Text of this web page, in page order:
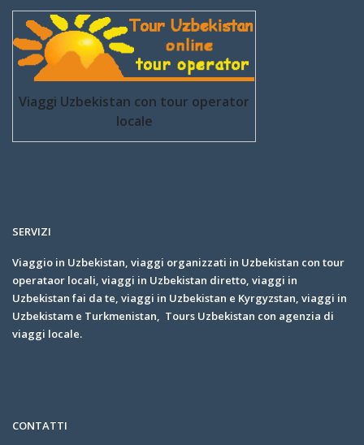
Viaggi Uzbekistan con tour operator
locale
SERVIZI
Viaggio in Uzbekistan, viaggi organizzati in Uzbekistan con tour
operataor locali, viaggi in Uzbekistan diretto, viaggi in
Uzbekistan fai da te, viaggi in Uzbekistan e Kyrgyzstan, viaggi in
Uzbekistam e Turkmenistan, Tours Uzbekistan con agenzia di
viaggi locale.
CONTATTI